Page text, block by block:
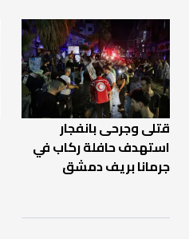
قتلى وجرحى بانفجار
استهدف حافلة ركاب في
جرمانا بريف دمشق